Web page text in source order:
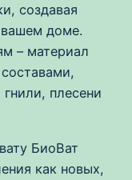
создавая
доме.
– материал
плесени
БиоВат
как новых,